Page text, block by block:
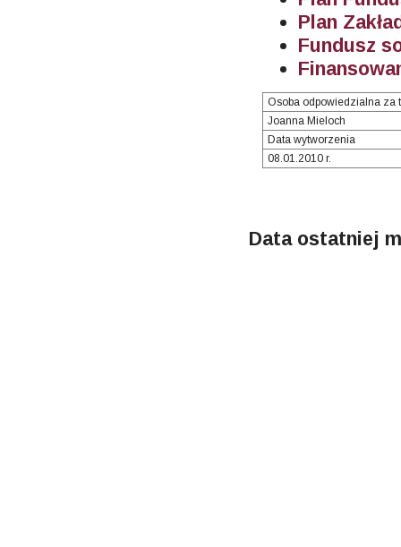
Plan
Fundusz
Osoba odpowiedzialna za
Joanna Mieloch
Data wytworzenia
08.01.2010 r.
Data ostatniej